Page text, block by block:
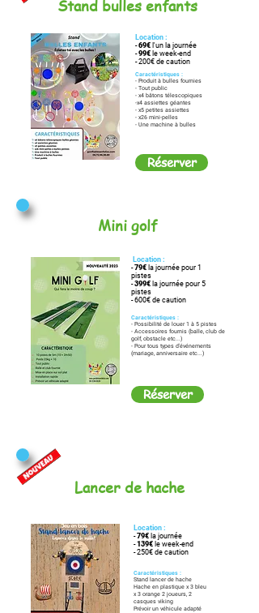
Stand bulles enfants
Location :
-69€ l'un la journée
-99€ le week-end
- 200€ de caution
Caractéristiques :
- Produit à bulles fournies
- Tout public
- x4 bâtons télescopiques
-x4 assiettes géantes
- x5 petites assiettes
- x26 mini-pelles
- Une machine à bulles
Réserver
Mini golf
Location :
-79€ la journée pour 1
pistes
-399€ la journée pour 5
pistes
- 600€ de caution
Caractéristiques :
- Possibilité de louer 1 à 5 pistes
- Accessoires fournis (balle, club de
golf, obstacle etc...)
- Pour tous types d'événements
(mariage, anniversaire etc...)
Réserver
Lancer de hache
Location :
-79€ la journée
-139€ le week-end
- 250€ de caution
Caractéristiques :
Stand lancer de hache
Hache en plastique x 3 bleu
x 3 orange 2 joueurs, 2
casques viking
Prévoir un véhicule adapté